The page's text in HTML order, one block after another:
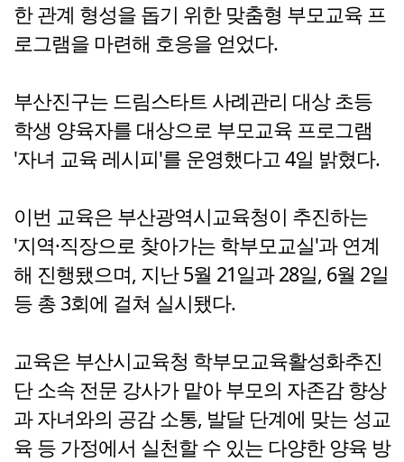
한 관계 형성을 돕기 위한 맞춤형 부모교육 프
로그램을 마련해 호응을 얻었다.
부산진구는 드림스타트 사례관리 대상 초등
학생 양육자를 대상으로 부모교육 프로그램
'자녀 교육 레시피'를 운영했다고 4일 밝혔다.
이번 교육은 부산광역시교육청이 추진하는
'지역·직장으로 찾아가는 학부모교실'과 연계
해 진행됐으며, 지난 5월 21일과 28일, 6월 2일
등 총 3회에 걸쳐 실시됐다.
교육은 부산시교육청 학부모교육활성화추진
단 소속 전문 강사가 맡아 부모의 자존감 향상
과 자녀와의 공감 소통, 발달 단계에 맞는 성교
육 등 가정에서 실천할 수 있는 다양한 양육 방